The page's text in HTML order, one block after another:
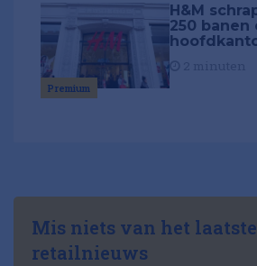
Premium
H&M
250 banen
Mis niets van het laatste
retailnieuws